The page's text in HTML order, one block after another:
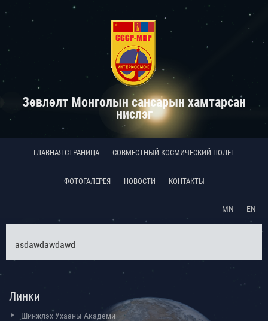
Зөвлөлт Монголын сансарын хамтарсан
нислэг
ГЛАВНАЯ СТРАНИЦА СОВМЕСТНЫЙ КОСМИЧЕСКИЙ ПОЛЕТ
ФОТОГАЛЕРЕЯ НОВОСТИ КОНТАКТЫ
MN EN
asdawdawdawd
Линки
Шинжлэх Ухааны Академи